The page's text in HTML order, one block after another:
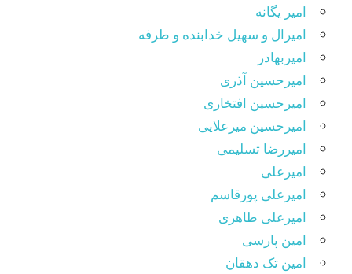
امیر یگانه
امیرال و سهیل خدابنده و طرفه
امیربهادر
امیرحسین آذری
امیرحسین افتخاری
امیرحسین میرعلایی
امیررضا تسلیمی
امیرعلی
امیرعلی پورقاسم
امیرعلی طاهری
امین پارسی
امین تک دهقان